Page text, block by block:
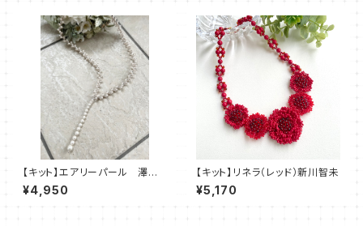
【キット】エアリーパール 澤田
美子
¥4,950
【キット】リネラ（レッド）新川智未
¥5,170